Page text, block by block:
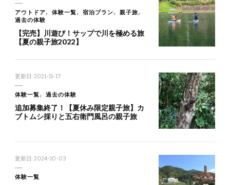
アウトドア 体験一覧 宿泊プラン
親子旅
過去の体験
【完売】川遊び！サップで川を極める旅
【夏の親子旅2022】
更新日:2021-11-17
体験一覧 過去の体験
追加募集終了！【夏休み限定親子旅】カ
ブトムシ採りと五右衛門風呂の親子旅
更新日:2024-10-03
体験一覧